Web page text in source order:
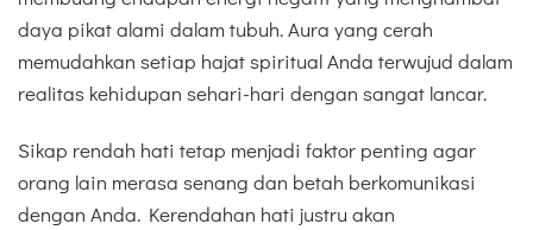
daya pikat alami dalam tubuh. Aura yang cerah
memudahkan setiap hajat spiritual Anda terwujud dalam
realitas kehidupan sehari-hari dengan sangat lancar.
Sikap rendah hati tetap menjadi faktor penting agar
orang lain merasa senang dan betah berkomunikasi
dengan Anda. Kerendahan hati justru akan